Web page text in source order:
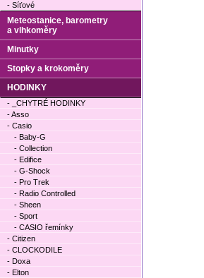
- Síťové
Meteostanice, barometry
a vlhkoměry
Minutky
Stopky a krokoměry
HODINKY
- _CHYTRÉ HODINKY
- Asso
- Casio
- Baby-G
- Collection
- Edifice
- G-Shock
- Pro Trek
- Radio Controlled
- Sheen
- Sport
- CASIO řemínky
- Citizen
- CLOCKODILE
- Doxa
- Elton